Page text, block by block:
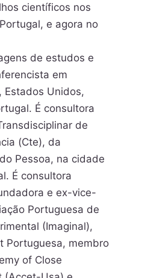
científicos nos
e agora no
de estudos e
em
Estados Unidos,
É consultora
de
(Cte), da
Pessoa, na cidade
É consultora
e ex-vice-
Portuguesa de
(Imaginal),
Portuguesa, membro
of Close